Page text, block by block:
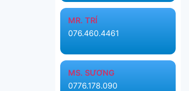
MR. TRÍ
076.460.4461
MS. SƯƠNG
0776.178.090